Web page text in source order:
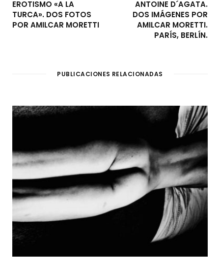
EROTISMO «A LA
TURCA». DOS FOTOS
POR AMILCAR MORETTI
ANTOINE D´AGATA.
DOS IMÁGENES POR
AMILCAR MORETTI.
PARÍS, BERLÍN.
PUBLICACIONES RELACIONADAS